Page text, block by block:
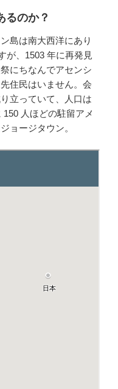
るのか？
島は南大西洋にあり
が、1503 年に再発見
にちなんでアセンシ
住民はいません。会
立っていて、人口は
人ほどの駐留アメ
ョージタウン。